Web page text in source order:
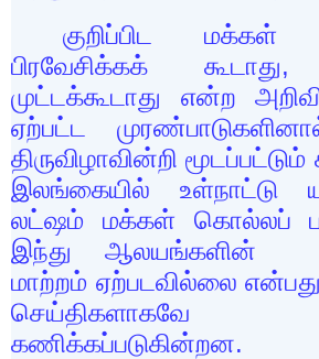
குறிப்பிட மக்கள்
பிரவேசிக்கக் கூடாது
முட்டக்கூடாது என்ற
ஏற்பட்ட
திருவிழாவின்றி
இலங்கையில் உள்நாட்டு
லட்ஷம் மக்கள் கொல்லப்
இந்து ஆலயங்களின்
மாற்றம் ஏற்படவில்லை
செய்திகளாகவே
கணிக்கப்படுகின்றன.